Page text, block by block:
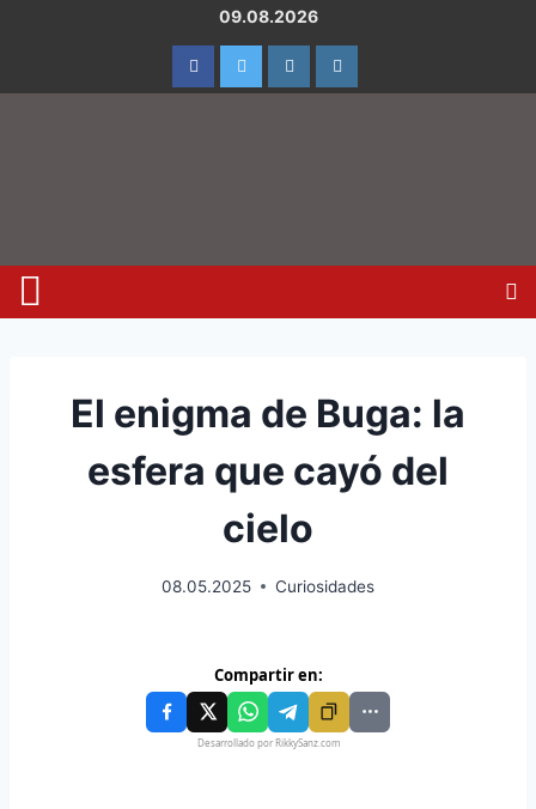
09.08.2026
El enigma de Buga: la
esfera que cayó del
cielo
08.05.2025 Curiosidades
Compartir en:
Desarrollado por RikkySanz.com